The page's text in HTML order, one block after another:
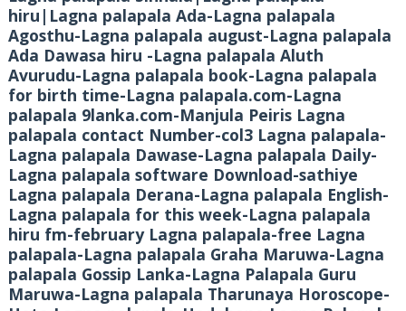
hiru|Lagna palapala Ada-Lagna palapala
Agosthu-Lagna palapala august-Lagna palapala
Ada Dawasa hiru -Lagna palapala Aluth
Avurudu-Lagna palapala book-Lagna palapala
for birth time-Lagna palapala.com-Lagna
palapala 9lanka.com-Manjula Peiris Lagna
palapala contact Number-col3 Lagna palapala-
Lagna palapala Dawase-Lagna palapala Daily-
Lagna palapala software Download-sathiye
Lagna palapala Derana-Lagna palapala English-
Lagna palapala for this week-Lagna palapala
hiru fm-february Lagna palapala-free Lagna
palapala-Lagna palapala Graha Maruwa-Lagna
palapala Gossip Lanka-Lagna Palapala Guru
Maruwa-Lagna palapala Tharunaya Horoscope-